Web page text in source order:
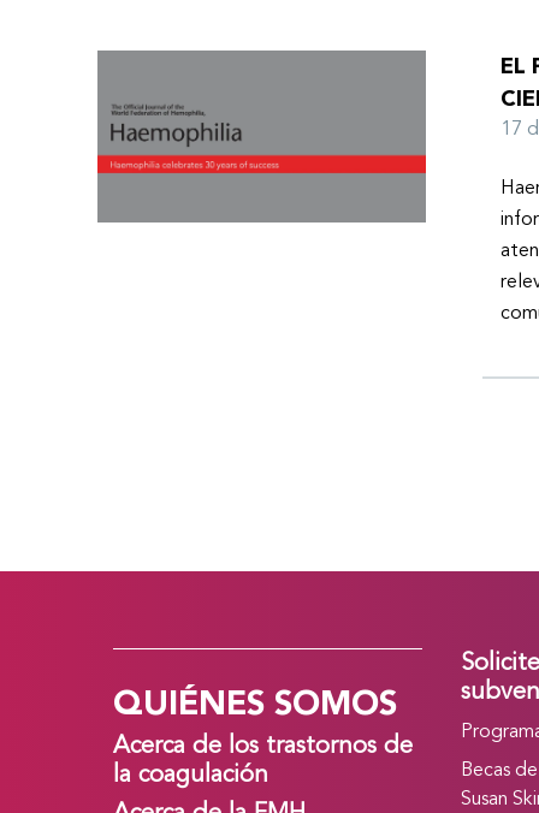
EL
17
QUIÉNES SOMOS
Acerca de los trastornos de
la coagulación
Becas
Susan